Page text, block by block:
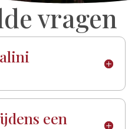
vragen
een